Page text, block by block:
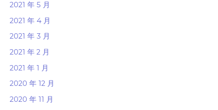
2021 年 5 月
2021 年 4 月
2021 年 3 月
2021 年 2 月
2021 年 1 月
2020 年 12 月
2020 年 11 月